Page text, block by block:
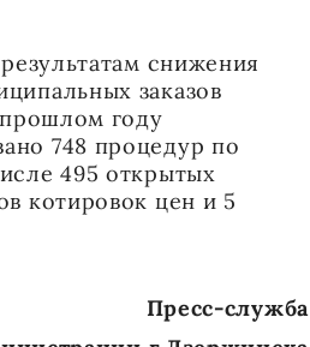
снижения
заказов
году
748 процедур по
495 открытых
котировок цен и 5
Пресс-служба